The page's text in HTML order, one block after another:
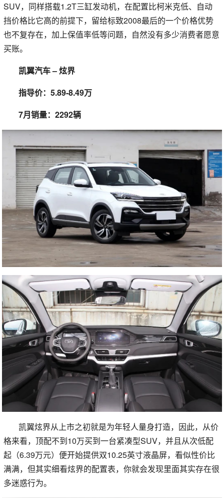
SUV，同样搭载1.2T三缸发动机，在配置比柯米克低、自动
挡价格比它高的前提下，留给标致2008最后的一个价格优势
也不复存在，加上保值率低等问题，自然没有多少消费者愿意
买账。
凯翼汽车 – 炫界
指导价：5.89-8.49万
7月销量：2292辆
凯翼炫界从上市之初就是为年轻人量身打造，因此，从价
格来看，顶配不到10万买到一台紧凑型SUV，并且从次低配
起（6.39万元）便开始提供双10.25英寸液晶屏，看似性价比
满满，但其实细看炫界的配置表，你就会发现里面其实存在很
多迷惑行为。